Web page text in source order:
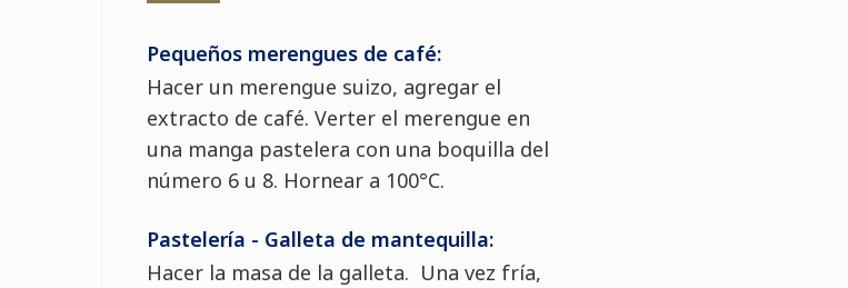
Pequeños merengues de café:
Hacer un merengue suizo, agregar el
extracto de café. Verter el merengue en
una manga pastelera con una boquilla del
número 6 u 8. Hornear a 100°C.
Pastelería - Galleta de mantequilla:
Hacer la masa de la galleta. Una vez fría,